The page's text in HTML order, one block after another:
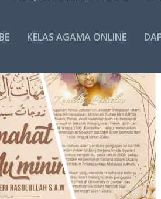
KELAS AGAMA ONLINE